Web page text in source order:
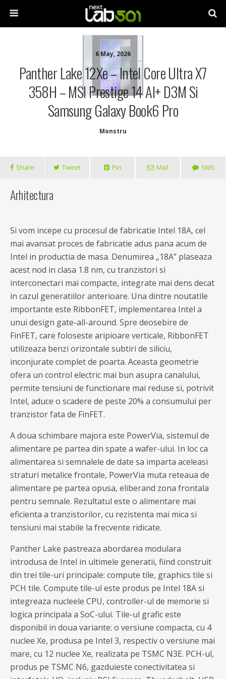
6 May, 2026
Panther Lake 12Xe – Intel Core Ultra X7
358H – MSI Prestige 14 AI+ D3M Si
Samsung Galaxy Book6 Pro
Monstru
Share Tweet Pin Mail SMS
Arhitectura
Si vom incepe cu procesul de fabricatie Intel 18A, cel
mai avansat proces de fabricatie adus pana acum de
Intel in productia de masa. Denumirea „18A” plaseaza
acest nod in clasa 1.8 nm, cu tranzistori si
interconectari mai compacte, integrate mai dens decat
in cazul generatiilor anterioare. Una dintre noutatile
importante este RibbonFET, implementarea Intel a
unui design gate-all-around. Spre deosebire de
FinFET, care foloseste aripioare verticale, RibbonFET
utilizeaza benzi orizontale subtiri de siliciu,
inconjurate complet de poarta. Aceasta geometrie
ofera un control electric mai bun asupra canalului,
permite tensiuni de functionare mai reduse si, potrivit
Intel, aduce o scadere de peste 20% a consumului per
tranzistor fata de FinFET.
A doua schimbare majora este PowerVia, sistemul de
alimentare pe partea din spate a wafer-ului. In loc ca
alimentarea si semnalele de date sa imparta aceleasi
straturi metalice frontale, PowerVia muta reteaua de
alimentare pe partea opusa, eliberand zona frontala
pentru semnale. Rezultatul este o alimentare mai
eficienta a tranzistorilor, cu rezistenta mai mica si
tensiuni mai stabile la frecvente ridicate.
Panther Lake pastreaza abordarea modulara
introdusa de Intel in ultimele generatii, fiind construit
din trei tile-uri principale: compute tile, graphics tile si
PCH tile. Compute tile-ul este produs pe Intel 18A si
integreaza nucleele CPU, controller-ul de memorie si
logica principala a SoC-ului. Tile-ul grafic este
disponibil in doua variante: o versiune compacta, cu 4
nuclee Xe, produsa pe Intel 3, respectiv o versiune mai
mare, cu 12 nuclee Xe, realizata pe TSMC N3E. PCH-ul,
produs pe TSMC N6, gazduieste conectivitatea si